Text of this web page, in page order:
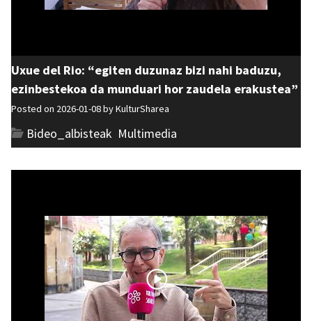
Uxue del Rio: “egiten duzunaz bizi nahi baduzu,
ezinbestekoa da munduari hor zaudela erakustea”
Posted on 2026-01-08 byKulturSharea
Bideo_albisteak Multimedia